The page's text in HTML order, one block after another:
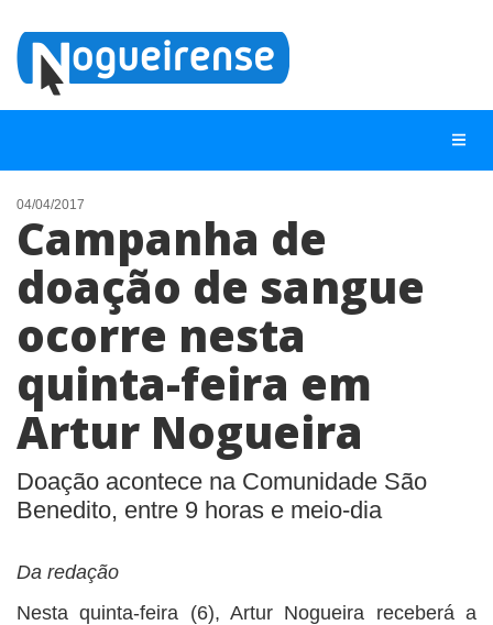
NOTÍCIAS
LISTA DIGITAL
QUEM SOMOS
CONTATO
ANUNCIE
04/04/2017
Campanha de
doação de sangue
ocorre nesta
quinta-feira em
Artur Nogueira
Doação acontece na Comunidade São
Benedito, entre 9 horas e meio-dia
Da redação
Nesta quinta-feira (6), Artur Nogueira receberá a